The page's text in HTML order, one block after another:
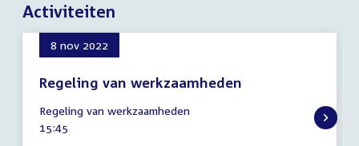
Activiteiten
8 nov 2022
Regeling van werkzaamheden
november
2022
Regeling van werkzaamheden
Tijd
15:45